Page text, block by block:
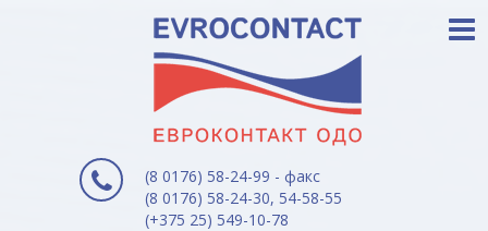
(8 0176) 58-24-99 - факс
(8 0176) 58-24-30, 54-58-55
(+375 25) 549-10-78